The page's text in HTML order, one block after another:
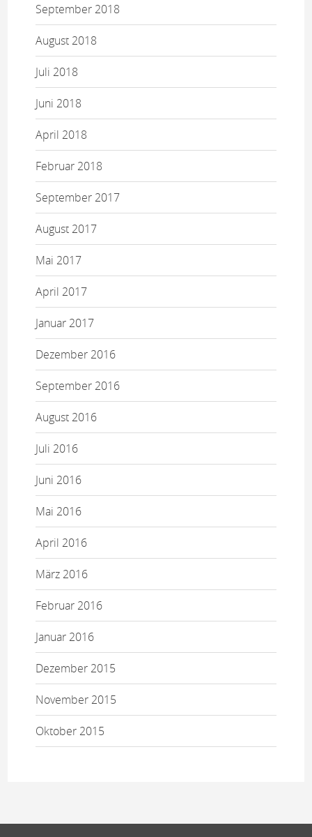
September 2018
August 2018
Juli 2018
Juni 2018
April 2018
Februar 2018
September 2017
August 2017
Mai 2017
April 2017
Januar 2017
Dezember 2016
September 2016
August 2016
Juli 2016
Juni 2016
Mai 2016
April 2016
März 2016
Februar 2016
Januar 2016
Dezember 2015
November 2015
Oktober 2015